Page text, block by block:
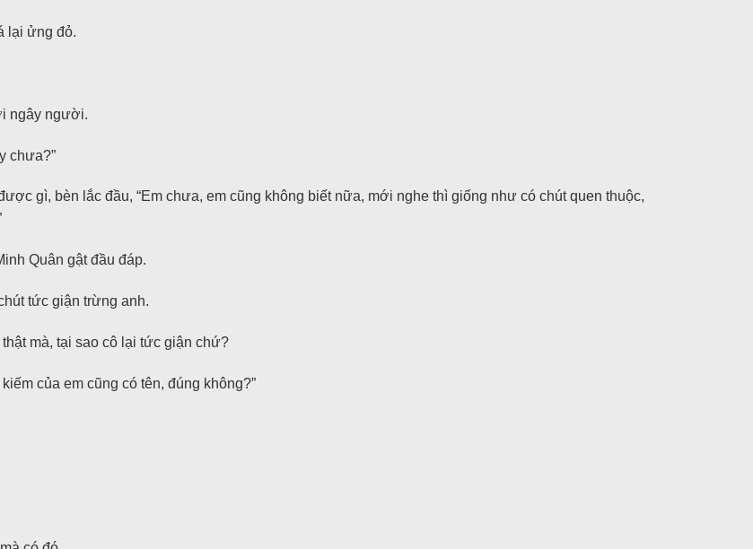
lại ửng đỏ.
ngây người.
chưa?”
gì, bèn lắc đầu, “Em chưa, em cũng không biết nữa, mới nghe thì giống như có chút quen thuộc,
Quân gật đầu đáp.
tức giận trừng anh.
mà, tại sao cô lại tức giận chứ?
của em cũng có tên, đúng không?”